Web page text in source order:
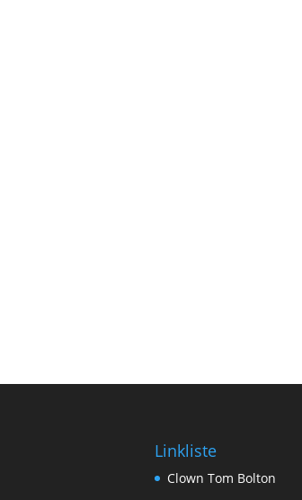
Linkliste
Clown Tom Bolton